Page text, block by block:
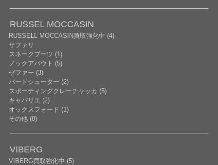
RUSSEL MOCCASIN
RUSSELL MOCCASIN買取強化中 (4)
サファリ
スネークブーツ (1)
ノックアバウト (5)
ゼファー (3)
バードシューター (2)
スポーティングクレーチャッカ (5)
キャバリエ (2)
オックスフォード (1)
その他 (8)
VIBERG
VIBERG買取強化中 (5)